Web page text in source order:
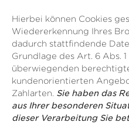
Hierbei können Cookies
Wiedererkennung Ihres
dadurch stattfindende
Grundlage des Art. 6 Abs.
überwiegenden
kundenorientierten
Zahlarten. Sie haben das
aus Ihrer besonderen
dieser Verarbeitung Sie